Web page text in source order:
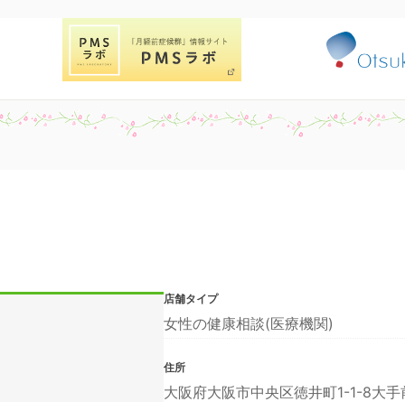
店舗タイプ
女性の健康相談(医療機関)
住所
大阪府大阪市中央区徳井町1-1-8大手